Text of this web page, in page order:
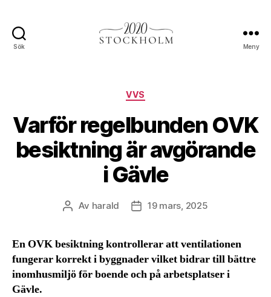
Sök Meny
Kategorier
VVS
Varför regelbunden OVK
besiktning är avgörande
i Gävle
Inläggsförfattare
Av harald Inläggsdatum
19 mars, 2025
En OVK besiktning kontrollerar att ventilationen
fungerar korrekt i byggnader vilket bidrar till bättre
inomhusmiljö för boende och på arbetsplatser i
Gävle.